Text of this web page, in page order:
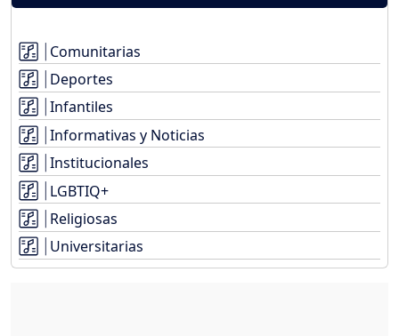
Comunitarias
Deportes
Infantiles
Informativas y Noticias
Institucionales
LGBTIQ+
Religiosas
Universitarias